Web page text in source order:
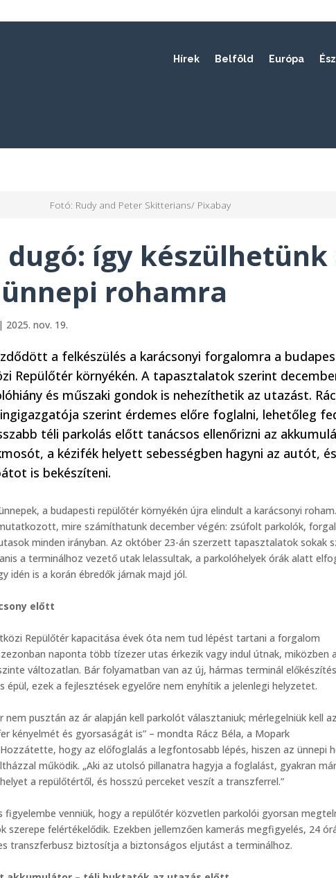
Hírek Belföld Európa
Fotó: Rudy and Peter Skitterians/ Pixabay
dugó: így készülhetünk
rohamra
| 2025. nov. 19.
a felkészülés a karácsonyi forgalomra a
Repülőtér környékén. A tapasztalatok szerint
és műszaki gondok is nehezíthetik az utazást.
szerint érdemes előre foglalni, lehetőleg
téli parkolás előtt tanácsos ellenőrizni az
a kézifék helyett sebességben hagyni az autót, és
is bekészíteni.
a budapesti repülőtér környékén újra elindult a karácsonyi
mire számíthatunk december végén: zsúfolt parkolók,
minden irányban. Az október 23-án szerzett tapasztalatok sokak
a terminálhoz vezető utak lelassultak, a parkolóhelyek órák alatt
idén is a korán ébredők járnak majd jól.
előtt
Repülőtér kapacitása évek óta nem tud lépést tartani a forgalom
naponta több tízezer utas érkezik vagy indul útnak, miközben a
változatlan. Bár folyamatban van az új, hármas terminál
épül, ezek a fejlesztések egyelőre nem enyhítik a jelenlegi helyzetet.
nem pusztán az ár alapján kell parkolót választaniuk; mérlegelniük kell
kényelmét és gyorsaságát is” – mondta Rácz Béla, a Mopark
hogy az előfoglalás a legfontosabb lépés, hiszen az ünnepi
működik. „Aki az utolsó pillanatra hagyja a foglalást, gyakran
a repülőtértől, és hosszú perceket veszít a transzferrel.”
figyelembe venniük, hogy a repülőtér közvetlen parkolói gyorsan
szerepe felértékelődik. Ezekben jellemzően kamerás megfigyelés, 24
transzferbusz biztosítja a biztonságos eljutást a terminálhoz.